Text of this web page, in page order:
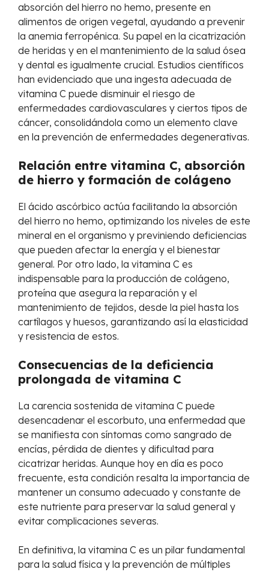
absorción del hierro no hemo, presente en
alimentos de origen vegetal, ayudando a prevenir
la anemia ferropénica. Su papel en la cicatrización
de heridas y en el mantenimiento de la salud ósea
y dental es igualmente crucial. Estudios científicos
han evidenciado que una ingesta adecuada de
vitamina C puede disminuir el riesgo de
enfermedades cardiovasculares y ciertos tipos de
cáncer, consolidándola como un elemento clave
en la prevención de enfermedades degenerativas.
Relación entre vitamina C, absorción
de hierro y formación de colágeno
El ácido ascórbico actúa facilitando la absorción
del hierro no hemo, optimizando los niveles de este
mineral en el organismo y previniendo deficiencias
que pueden afectar la energía y el bienestar
general. Por otro lado, la vitamina C es
indispensable para la producción de colágeno,
proteína que asegura la reparación y el
mantenimiento de tejidos, desde la piel hasta los
cartílagos y huesos, garantizando así la elasticidad
y resistencia de estos.
Consecuencias de la deficiencia
prolongada de vitamina C
La carencia sostenida de vitamina C puede
desencadenar el escorbuto, una enfermedad que
se manifiesta con síntomas como sangrado de
encías, pérdida de dientes y dificultad para
cicatrizar heridas. Aunque hoy en día es poco
frecuente, esta condición resalta la importancia de
mantener un consumo adecuado y constante de
este nutriente para preservar la salud general y
evitar complicaciones severas.
En definitiva, la vitamina C es un pilar fundamental
para la salud física y la prevención de múltiples